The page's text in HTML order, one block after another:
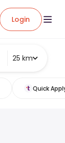
Login
25 km
Quick